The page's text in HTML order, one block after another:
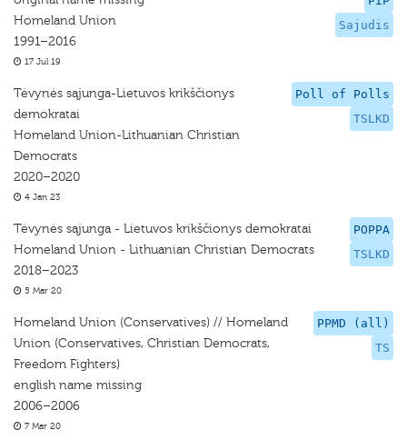
Sajudis
Homeland Union
1991–2016
17 Jul 19
Poll of Polls
TSLKD
Tėvynės sąjunga-Lietuvos krikščionys
demokratai
Homeland Union-Lithuanian Christian
Democrats
2020–2020
4 Jan 23
POPPA
TSLKD
Tėvynės sąjunga - Lietuvos krikščionys demokratai
Homeland Union - Lithuanian Christian Democrats
2018–2023
5 Mar 20
PPMD (all)
TS
Homeland Union (Conservatives) // Homeland
Union (Conservatives, Christian Democrats,
Freedom Fighters)
english name missing
2006–2006
7 Mar 20